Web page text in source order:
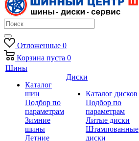
Отложенные 0
Корзина пуста 0
Шины
Каталог
шин
Подбор по
параметрам
Зимние
шины
Летние
Диски
Каталог дисков
Подбор по
параметрам
Литые диски
Штампованные
диски